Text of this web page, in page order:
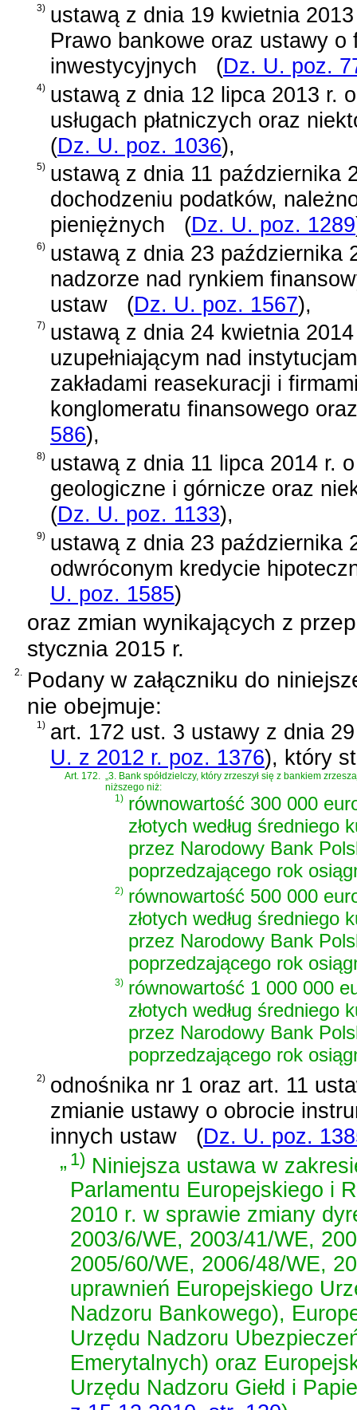
3) ustawą z dnia 19 kwietnia
Prawo bankowe oraz ustawy o
inwestycyjnych
(Dz. U. poz.
4) ustawą z dnia 12 lipca 2013 r.
usługach płatniczych oraz
(Dz. U. poz. 1036),
5) ustawą z dnia 11 października
dochodzeniu podatków,
pieniężnych
(Dz. U. poz. 1289
6) ustawą z dnia 23 października
nadzorze nad rynkiem
ustaw
(Dz. U. poz. 1567),
7) ustawą z dnia 24 kwietnia
uzupełniającym nad
zakładami reasekuracji i
konglomeratu finansowego
586),
8) ustawą z dnia 11 lipca 2014 r.
geologiczne i górnicze oraz
(Dz. U. poz. 1133),
9) ustawą z dnia 23 października
odwróconym kredycie
U. poz. 1585)
oraz zmian wynikających z
stycznia 2015 r.
2. Podany w załączniku do
nie obejmuje:
1) art. 172 ust. 3 ustawy z dnia
U. z 2012 r. poz. 1376), który
Art. 172. „3. Bank spółdzielczy, który zrzeszył się z bankiem
niższego niż:
1) równowartość 300 000
złotych według średniego
przez Narodowy Bank
poprzedzającego rok
2) równowartość 500 000
złotych według średniego
przez Narodowy Bank
poprzedzającego rok
3) równowartość 1 000 000
złotych według średniego
przez Narodowy Bank
poprzedzającego rok
2) odnośnika nr 1 oraz art. 11
zmianie ustawy o obrocie
innych ustaw
(Dz. U. poz.
„1) Niniejsza ustawa w
Parlamentu Europejskiego i
2010 r. w sprawie zmiany
2003/6/WE, 2003/41/WE,
2005/60/WE, 2006/48/WE,
uprawnień Europejskiego
Nadzoru Bankowego),
Urzędu Nadzoru
Emerytalnych) oraz
Urzędu Nadzoru Giełd i